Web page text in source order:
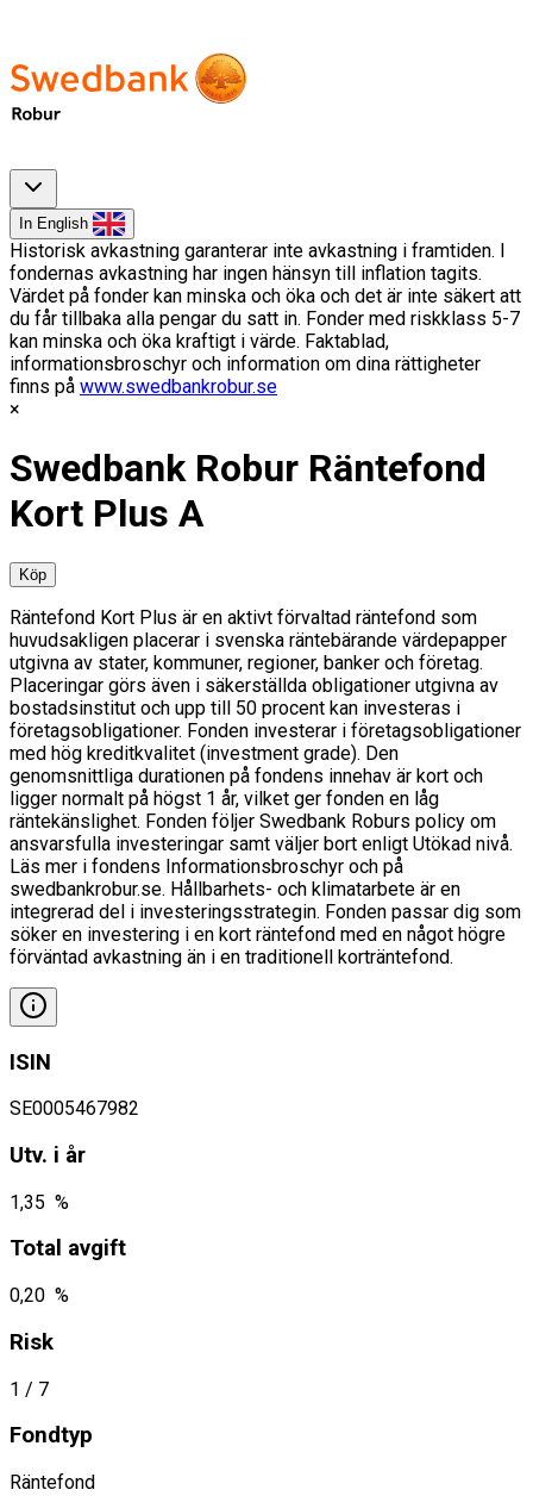
In English
Historisk avkastning garanterar inte avkastning i framtiden. I
fondernas avkastning har ingen hänsyn till inflation tagits.
Värdet på fonder kan minska och öka och det är inte säkert att
du får tillbaka alla pengar du satt in. Fonder med riskklass 5-7
kan minska och öka kraftigt i värde. Faktablad,
informationsbroschyr och information om dina rättigheter
finns på www.swedbankrobur.se
Swedbank Robur Räntefond
Kort Plus A
Köp
Räntefond Kort Plus är en aktivt förvaltad räntefond som
huvudsakligen placerar i svenska räntebärande värdepapper
utgivna av stater, kommuner, regioner, banker och företag.
Placeringar görs även i säkerställda obligationer utgivna av
bostadsinstitut och upp till 50 procent kan investeras i
företagsobligationer. Fonden investerar i företagsobligationer
med hög kreditkvalitet (investment grade). Den
genomsnittliga durationen på fondens innehav är kort och
ligger normalt på högst 1 år, vilket ger fonden en låg
räntekänslighet. Fonden följer Swedbank Roburs policy om
ansvarsfulla investeringar samt väljer bort enligt Utökad nivå.
Läs mer i fondens Informationsbroschyr och på
swedbankrobur.se. Hållbarhets- och klimatarbete är en
integrerad del i investeringsstrategin. Fonden passar dig som
söker en investering i en kort räntefond med en något högre
förväntad avkastning än i en traditionell korträntefond.
ISIN
SE0005467982
Utv. i år
1,35 %
Total avgift
0,20 %
Risk
1 / 7
Fondtyp
Räntefond